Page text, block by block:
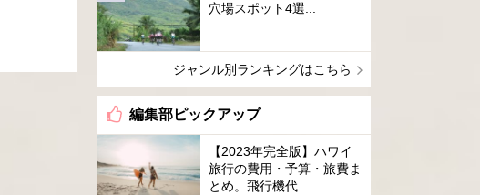
穴場スポット4選...
ジャンル別ランキングはこちら
編集部ピックアップ
【2023年完全版】ハワイ
旅行の費用・予算・旅費ま
とめ。飛行機代...